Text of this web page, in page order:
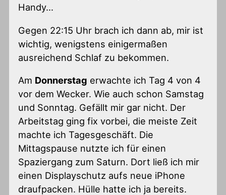
Handy…
Gegen 22:15 Uhr brach ich dann ab, mir ist
wichtig, wenigstens einigermaßen
ausreichend Schlaf zu bekommen.
Am Donnerstag erwachte ich Tag 4 von 4
vor dem Wecker. Wie auch schon Samstag
und Sonntag. Gefällt mir gar nicht. Der
Arbeitstag ging fix vorbei, die meiste Zeit
machte ich Tagesgeschäft. Die
Mittagspause nutzte ich für einen
Spaziergang zum Saturn. Dort ließ ich mir
einen Displayschutz aufs neue iPhone
draufpacken. Hülle hatte ich ja bereits.